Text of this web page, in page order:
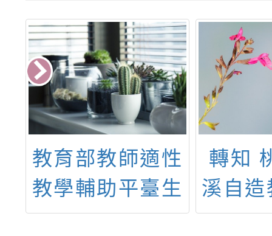
教育部教師適性
教學輔助平臺生
成式AI學伴研究
轉知
溪自
技中